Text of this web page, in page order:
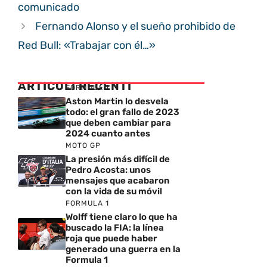
comunicado
Fernando Alonso y el sueño prohibido de
Red Bull: «Trabajar con él…»
ARTICOLI RECENTI
FORMULA 1
Aston Martin lo desvela
todo: el gran fallo de 2023
que deben cambiar para
2024 cuanto antes
MOTO GP
La presión más difícil de
Pedro Acosta: unos
mensajes que acabaron
con la vida de su móvil
FORMULA 1
Wolff tiene claro lo que ha
buscado la FIA: la línea
roja que puede haber
generado una guerra en la
Formula 1